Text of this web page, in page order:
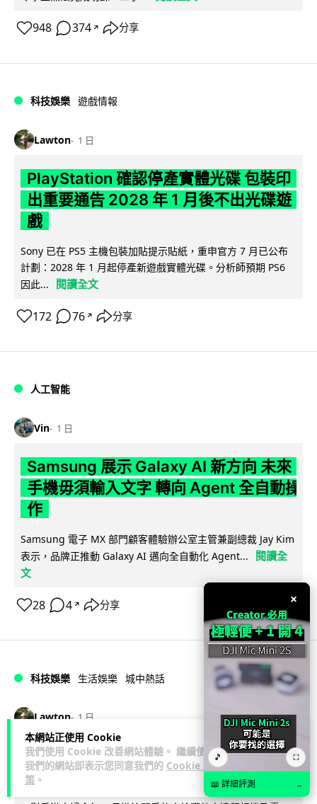
本網站正使用 Cookie
我們使用 Cookie 改善網站體驗。 繼續使用
我們的網站即表示您同意我們的 Cookie 政
策 。
948 374 ↗ 分享
科技娛樂 遊戲情報
Lawton 1 日
PlayStation 確認停產實體光碟 包裝印
出重要通告 2028 年 1 月後不出光碟遊
戲
Sony 已在 PS5 主機包裝加貼提示貼紙，重申官方 7 月已公布
計劃：2028 年 1 月起停產新遊戲實體光碟。分析師預期 PS6
因此...
閱讀全文
172 76 ↗ 分享
人工智能
Vin 1 日
Samsung 展示 Galaxy AI 新方向 未來
手機毋須輸入文字 轉向 Agent 全自動操
作
Samsung 電子 MX 部門顧客體驗辦公室主管兼副總裁 Jay Kim
表示，品牌正推動 Galaxy AI 邁向全自動化 Agent...
閱讀全
文
28 4 ↗ 分享
科技娛樂 生活娛樂 城中熱話
Lawton 1 日
港夫婦澳門的士拾相機 據為己有被的士
Cam 睇到 2 個月後再入境被捕
×
🎵 ⛶
📖 詳細評測 →